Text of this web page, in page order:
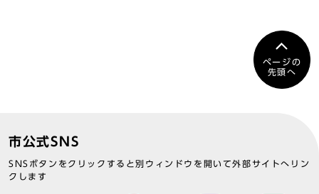
ページの
先頭へ
市公式SNS
SNSボタンをクリックすると別ウィンドウを開いて外部サイトへリン
クします